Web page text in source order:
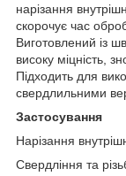
нарізання
скорочує час
Виготовлений із
високу міцність,
Підходить для
свердлильними
Застосування
Нарізання
Свердління та